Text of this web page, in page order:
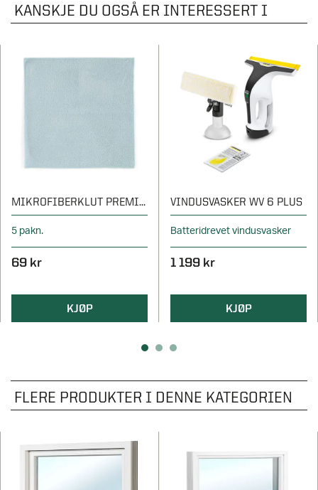
KANSKJE DU OGSÅ ER INTERESSERT I
MIKROFIBERKLUT PREMIUM
5 pakn.
69 kr
KJØP
VINDUSVASKER WV 6 PLUS
Batteridrevet vindusvasker
1 199 kr
KJØP
FLERE PRODUKTER I DENNE KATEGORIEN